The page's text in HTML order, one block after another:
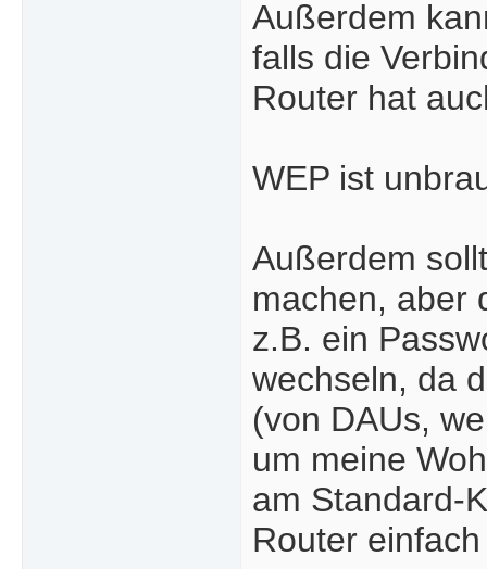
Außerdem
falls die
Router hat
WEP ist
Außerdem
machen, aber
z.B. ein
wechseln, da
(von DAUs,
um meine
am Standard-
Router